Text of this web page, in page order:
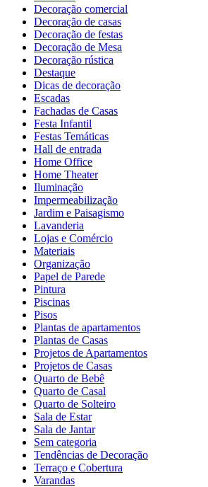
Decoração comercial
Decoração de casas
Decoração de festas
Decoração de Mesa
Decoração rústica
Destaque
Dicas de decoração
Escadas
Fachadas de Casas
Festa Infantil
Festas Temáticas
Hall de entrada
Home Office
Home Theater
Iluminação
Impermeabilização
Jardim e Paisagismo
Lavanderia
Lojas e Comércio
Materiais
Organização
Papel de Parede
Pintura
Piscinas
Pisos
Plantas de apartamentos
Plantas de Casas
Projetos de Apartamentos
Projetos de Casas
Quarto de Bebê
Quarto de Casal
Quarto de Solteiro
Sala de Estar
Sala de Jantar
Sem categoria
Tendências de Decoração
Terraço e Cobertura
Varandas